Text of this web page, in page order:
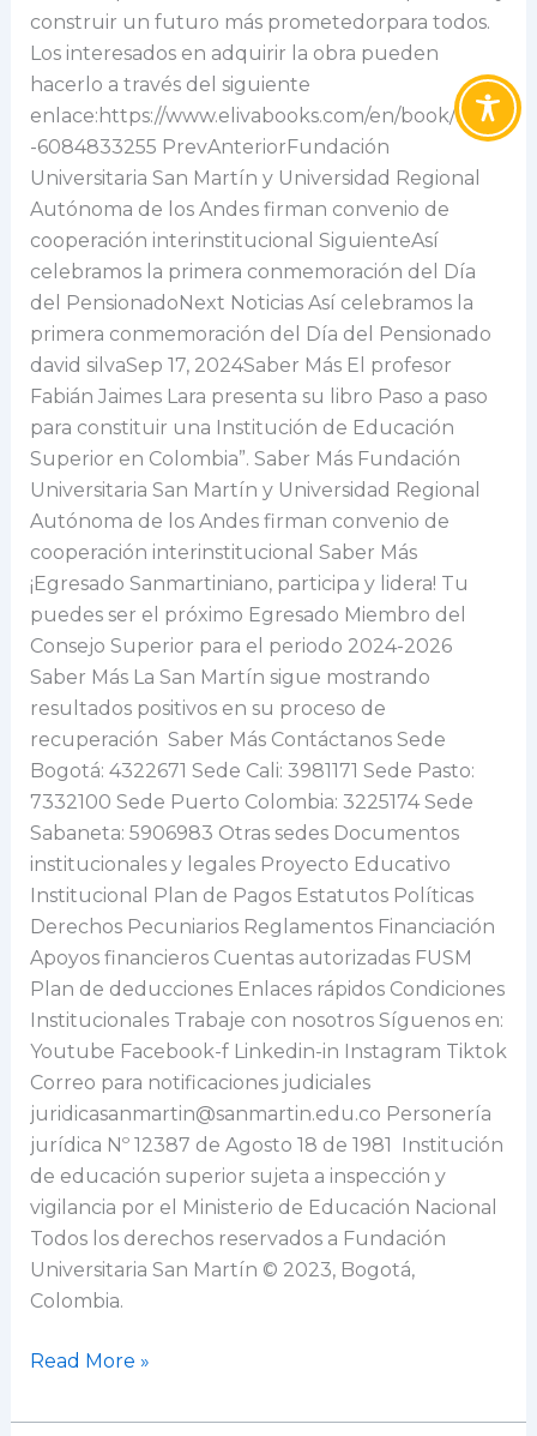
construir un futuro más prometedorpara todos.
Los interesados en adquirir la obra pueden
hacerlo a través del siguiente
enlace:https://www.elivabooks.com/en/book/book
-6084833255 PrevAnteriorFundación
Universitaria San Martín y Universidad Regional
Autónoma de los Andes firman convenio de
cooperación interinstitucional SiguienteAsí
celebramos la primera conmemoración del Día
del PensionadoNext Noticias Así celebramos la
primera conmemoración del Día del Pensionado
david silvaSep 17, 2024Saber Más El profesor
Fabián Jaimes Lara presenta su libro Paso a paso
para constituir una Institución de Educación
Superior en Colombia”. Saber Más Fundación
Universitaria San Martín y Universidad Regional
Autónoma de los Andes firman convenio de
cooperación interinstitucional Saber Más
¡Egresado Sanmartiniano, participa y lidera! Tu
puedes ser el próximo Egresado Miembro del
Consejo Superior para el periodo 2024-2026
Saber Más La San Martín sigue mostrando
resultados positivos en su proceso de
recuperación Saber Más Contáctanos Sede
Bogotá: 4322671 Sede Cali: 3981171 Sede Pasto:
7332100 Sede Puerto Colombia: 3225174 Sede
Sabaneta: 5906983 Otras sedes Documentos
institucionales y legales Proyecto Educativo
Institucional Plan de Pagos Estatutos Políticas
Derechos Pecuniarios Reglamentos Financiación
Apoyos financieros Cuentas autorizadas FUSM
Plan de deducciones Enlaces rápidos Condiciones
Institucionales Trabaje con nosotros Síguenos en:
Youtube Facebook-f Linkedin-in Instagram Tiktok
Correo para notificaciones judiciales
juridicasanmartin@sanmartin.edu.co Personería
jurídica Nº 12387 de Agosto 18 de 1981 Institución
de educación superior sujeta a inspección y
vigilancia por el Ministerio de Educación Nacional
Todos los derechos reservados a Fundación
Universitaria San Martín © 2023, Bogotá,
Colombia.
Read More »